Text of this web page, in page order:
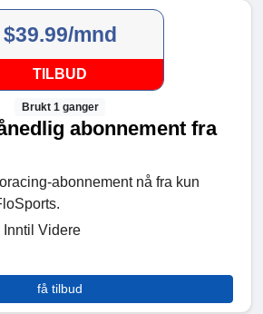
$39.99/mnd
TILBUD
Brukt 1 ganger
abonnement fra
abonnement nå fra kun
Videre
få tilbud